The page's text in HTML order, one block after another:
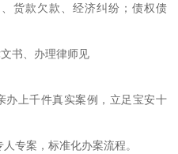
货款欠款、经济纠纷；债权债
书、办理律师见
办上千件真实案例，立足宝安十
专案，标准化办案流程。